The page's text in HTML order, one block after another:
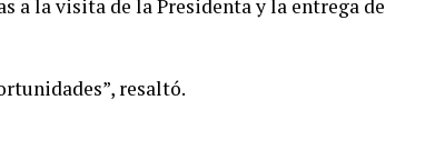
a la visita de la Presidenta y la entrega de
resaltó.